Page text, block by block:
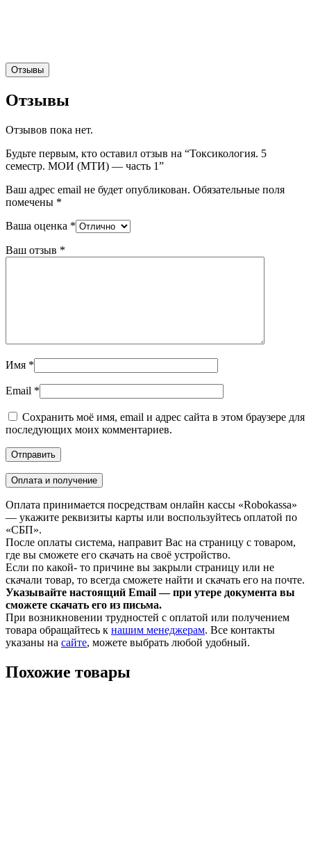
Отзывы
Отзывы
Отзывов пока нет.
Будьте первым, кто оставил отзыв на “Токсикология. 5
семестр. МОИ (МТИ) — часть 1”
Ваш адрес email не будет опубликован. Обязательные поля
помечены *
Ваша оценка *
Ваш отзыв *
Имя *
Email *
Сохранить моё имя, email и адрес сайта в этом браузере для
последующих моих комментариев.
Оплата и получение
Оплата принимается посредствам онлайн кассы «Robokassa»
— укажите реквизиты карты или воспользуйтесь оплатой по
«СБП».
После оплаты система, направит Вас на страницу с товаром,
где вы сможете его скачать на своё устройство.
Если по какой- то причине вы закрыли страницу или не
скачали товар, то всегда сможете найти и скачать его на почте.
Указывайте настоящий Email — при утере документа вы
сможете скачать его из письма.
При возникновении трудностей с оплатой или получением
товара обращайтесь к нашим менеджерам. Все контакты
указаны на сайте, можете выбрать любой удобный.
Похожие товары